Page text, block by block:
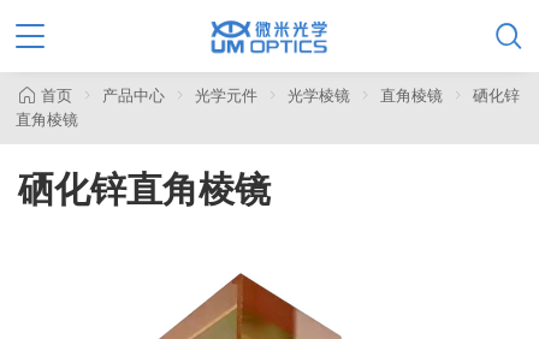

首页 产品中心 光学元件 光学棱镜 直角棱镜
硒化锌
直角棱镜
硒化锌直角棱镜